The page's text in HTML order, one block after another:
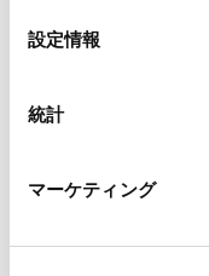
Google Analytics利用
Marketo
LinkedIn プライバシ
HubSpot プライバシ
設定情報
統計
マーケティング
境次第では見られる
４． 原子力